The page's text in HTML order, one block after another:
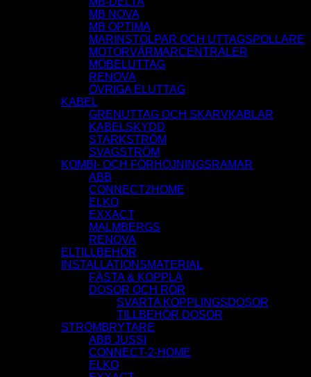
MB NOVA
MB OPTIMA
MARINSTOLPAR OCH UTTAGSPOLLARE
MOTORVÄRMARCENTRALER
MÖBELUTTAG
RENOVA
ÖVRIGA ELUTTAG
KABEL
GRENUTTAG OCH SKARVKABLAR
KABELSKYDD
STARKSTRÖM
SVAGSTRÖM
KOMBI- OCH FÖRHÖJNINGSRAMAR
ABB
CONNECT2HOME
ELKO
EXXACT
MALMBERGS
RENOVA
ELTILLBEHÖR
INSTALLATIONSMATERIAL
FÄSTA & KOPPLA
DOSOR OCH RÖR
SVARTA KOPPLINGSDOSOR
TILLBEHÖR DOSOR
STRÖMBRYTARE
ABB JUSSI
CONNECT-2-HOME
ELKO